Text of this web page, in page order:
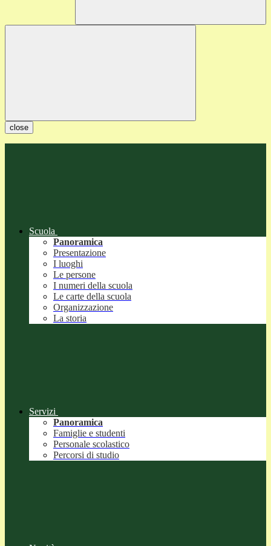
close
Scuola
Panoramica
Presentazione
I luoghi
Le persone
I numeri della scuola
Le carte della scuola
Organizzazione
La storia
Servizi
Panoramica
Famiglie e studenti
Personale scolastico
Percorsi di studio